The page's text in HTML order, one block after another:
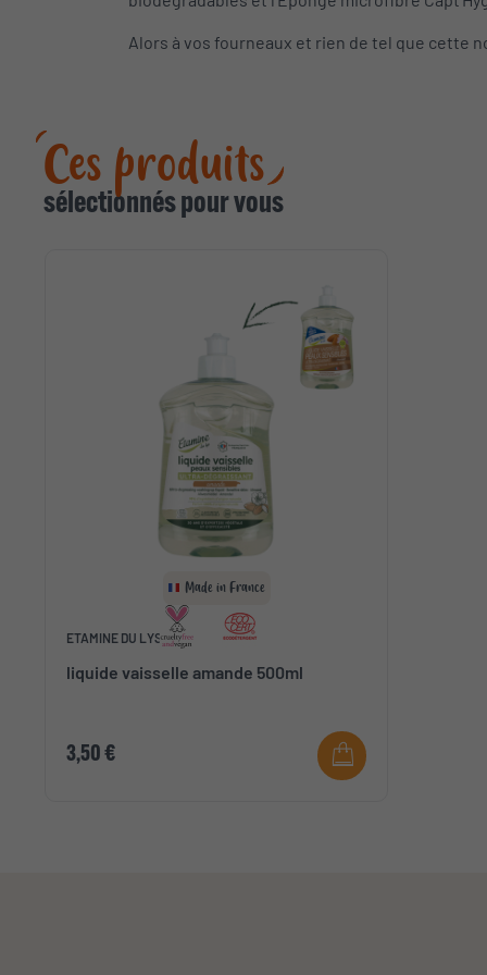
Alors à vos fourneaux et rien de tel que cette
Ces produits
sélectionnés pour vous
Made in France
ETAMINE DU LYS
liquide vaisselle amande 500ml
3,50 €